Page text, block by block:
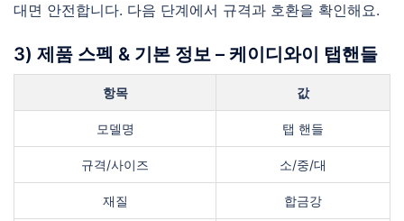
대면 안전합니다. 다음 단계에서 규격과 호환을 확인해요.
3) 제품 스펙 & 기본 정보 – 케이디와이 탭핸들
항목 값
모델명 탭 핸들
규격/사이즈 소/중/대
재질 합금강